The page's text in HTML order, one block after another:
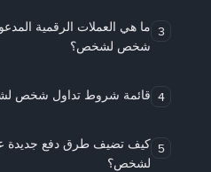
3 ما هي العملات الرقمية
شخص لشخص؟
4 قائمة شروط تداول شخص
5
لشخص؟